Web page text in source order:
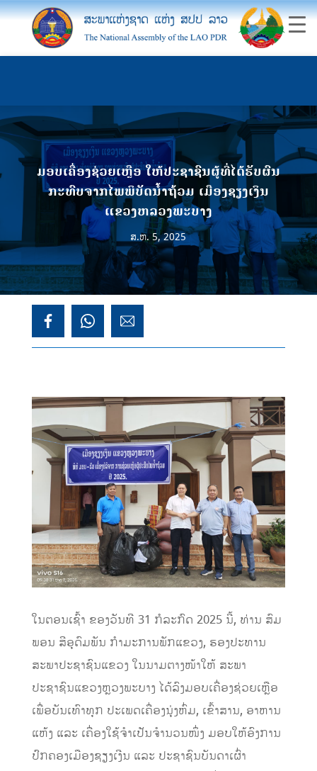
ມອບເຄື່ອງຊ່ວຍເຫຼືອ ໃຫ້ປະຊາຊົນຜູ້ທີ່ໄດ້ຮັບຜົນ
ກະທົບຈາກໄພພິບັດນໍ້າຖ້ວມ ເມືອງຊຽງເງິນ
ແຂວງຫລວງພະບາງ
ສ.ຫ. 5, 2025
ໃນຕອນເຊົ້າ ຂອງວັນທີ 31 ກໍລະກົດ 2025 ນີ້, ທ່ານ ສົມ
ພອນ ສີອຸດົມພັນ ກໍາມະການພັກແຂວງ, ຮອງປະທານ
ສະພາປະຊາຊົນແຂວງ ໃນນາມຕາງໜ້າໃຫ້ ສະພາ
ປະຊາຊົນແຂວງຫຼວງພະບາງ ໄດ້ລົງມອບເຄື່ອງຊ່ວຍເຫຼືອ
ເພື່ອບັນເທົາທຸກ ປະເພດເຄື່ອງນຸ່ງຫົ່ມ,​ ເຂົ້າສານ, ອາຫານ
ແຫ້ງ ແລະ ເຄື່ອງໃຊ້ຈຳເປັນຈຳນວນໜຶ່ງ ມອບໃຫ້ອົງການ
ປົກຄອງເມືອງຊຽງເງີນ ແລະ ປະຊາຊົນບັນດາເຜົ່າ